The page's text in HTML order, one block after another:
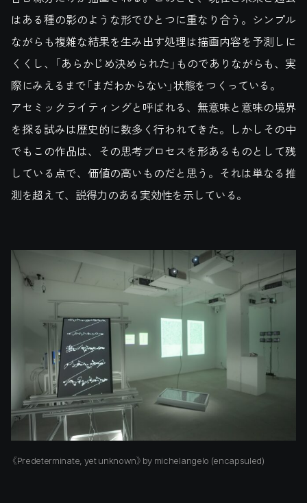
はある種の影のような形でひとつに重なり合う。シンプル
ながらも複雑な結果を生み出す処理は描画内容を予測しに
くくし、「あらかじめ決められた」ものでありながらも、実
際にみえるまで「まだわからない」状態をつくっている。
アセミックライティングと呼ばれる、無意味と意味の境界
を探る試みは歴史的に数多く行われてきた。しかしその中
でもこの作品は、その思考プロセスを形あるものとして残
している点で、価値の高いものだと思う。それは単なる推
測を超えて、説得力のある実効性を示している。
《Predeterminate, yet unknown》by michelangelo (encapsuled)